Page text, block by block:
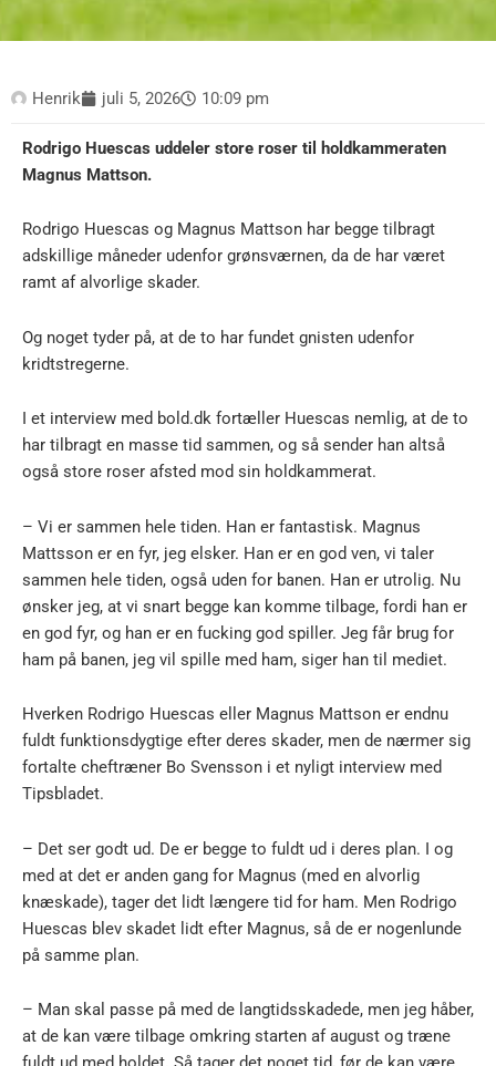
Henrik juli 5, 2026 10:09 pm
Rodrigo Huescas uddeler store roser til holdkammeraten
Magnus Mattson.
Rodrigo Huescas og Magnus Mattson har begge tilbragt
adskillige måneder udenfor grønsværnen, da de har været
ramt af alvorlige skader.
Og noget tyder på, at de to har fundet gnisten udenfor
kridtstregerne.
I et interview med bold.dk fortæller Huescas nemlig, at de to
har tilbragt en masse tid sammen, og så sender han altså
også store roser afsted mod sin holdkammerat.
– Vi er sammen hele tiden. Han er fantastisk. Magnus
Mattsson er en fyr, jeg elsker. Han er en god ven, vi taler
sammen hele tiden, også uden for banen. Han er utrolig. Nu
ønsker jeg, at vi snart begge kan komme tilbage, fordi han er
en god fyr, og han er en fucking god spiller. Jeg får brug for
ham på banen, jeg vil spille med ham, siger han til mediet.
Hverken Rodrigo Huescas eller Magnus Mattson er endnu
fuldt funktionsdygtige efter deres skader, men de nærmer sig
fortalte cheftræner Bo Svensson i et nyligt interview med
Tipsbladet.
– Det ser godt ud. De er begge to fuldt ud i deres plan. I og
med at det er anden gang for Magnus (med en alvorlig
knæskade), tager det lidt længere tid for ham. Men Rodrigo
Huescas blev skadet lidt efter Magnus, så de er nogenlunde
på samme plan.
– Man skal passe på med de langtidsskadede, men jeg håber,
at de kan være tilbage omkring starten af august og træne